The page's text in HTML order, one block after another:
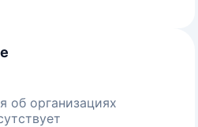
об организациях